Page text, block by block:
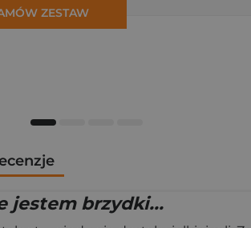
ZESTAW
jestem brzydki...